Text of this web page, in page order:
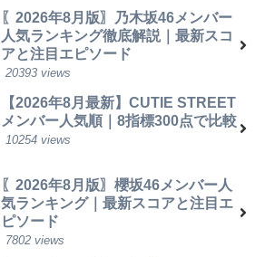
〖2026年8月版〗乃木坂46メンバー
人気ランキング徹底解説｜最新スコ
アと注目エピソード
20393 views
【2026年8月最新】CUTIE STREET
メンバー人気順｜8指標300点で比較
10254 views
〖2026年8月版〗櫻坂46メンバー人
気ランキング｜最新スコアと注目エ
ピソード
7802 views